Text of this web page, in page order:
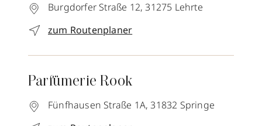
Burgdorfer Straße 12, 31275 Lehrte
zum Routenplaner
Parfümerie Rook
Fünfhausen Straße 1A, 31832 Springe